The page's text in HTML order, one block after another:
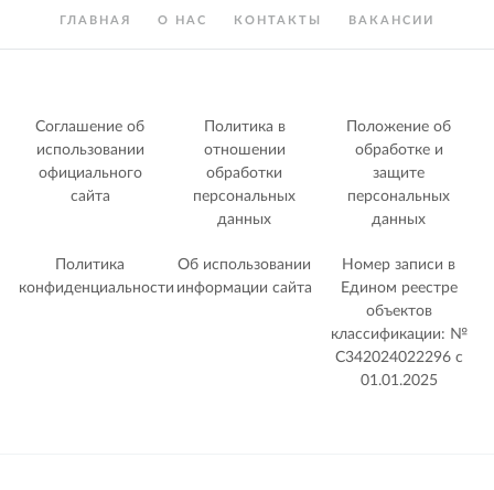
ГЛАВНАЯ О НАС КОНТАКТЫ ВАКАНСИИ
Соглашение об
использовании
официального
сайта
Политика в
отношении
обработки
персональных
данных
Положение об
обработке и
защите
персональных
данных
Политика
конфиденциальности
Об использовании
информации сайта
Номер записи в
Едином реестре
объектов
классификации: №
С342024022296 c
01.01.2025